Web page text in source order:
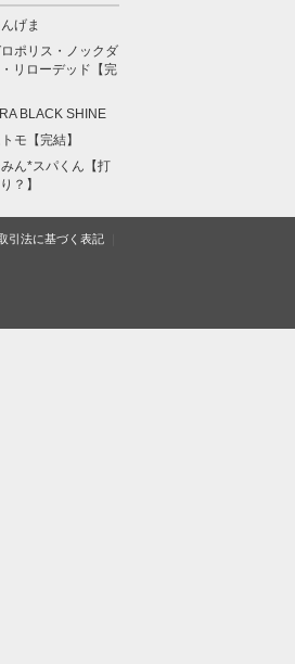
げま
ロポリス・ノックダ
リローデッド【完
BLACK SHINE
モ【完結】
ん*スパくん【打
？】
引法に基づく表記